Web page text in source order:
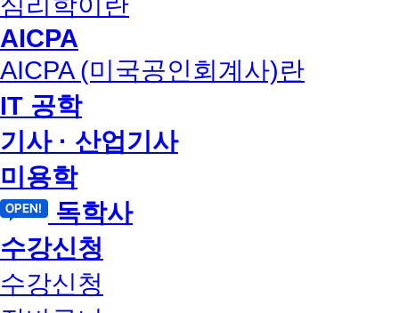
AICPA
AICPA (미국공인회계사)란
IT 공학
기사 · 산업기사
미용학
독학사
수강신청
수강신청